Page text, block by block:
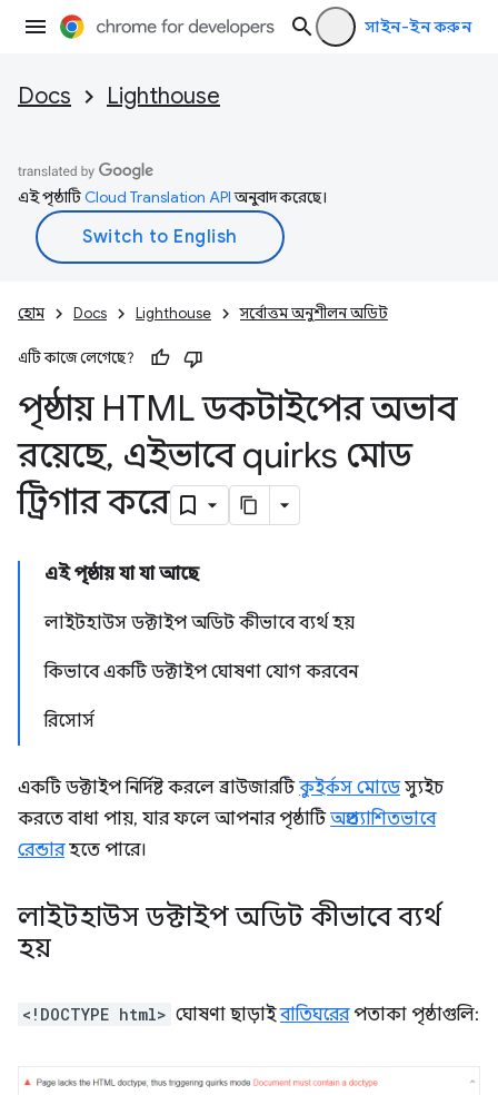
সাইন-ইন করুন
Docs Lighthouse
এই পৃষ্ঠাটিCloud Translation APIঅনুবাদ করেছে।
হোম Docs Lighthouse সর্বোত্তম অনুশীলন অডিট
এটি কাজে লেগেছে?
পৃষ্ঠায় HTML ডকটাইপের অভাব
রয়েছে, এইভাবে quirks মোড
ট্রিগার করে
এই পৃষ্ঠায় যা যা আছে
লাইটহাউস ডক্টাইপ অডিট কীভাবে ব্যর্থ হয়
কিভাবে একটি ডক্টাইপ ঘোষণা যোগ করবেন
রিসোর্স
একটি ডক্টাইপ নির্দিষ্ট করলে ব্রাউজারটিকুইর্কস মোডেস্যুইচ
করতে বাধা পায়, যার ফলে আপনার পৃষ্ঠাটিঅপ্রত্যাশিতভাবে
রেন্ডারহতে পারে।
লাইটহাউস ডক্টাইপ অডিট কীভাবে ব্যর্থ
হয়
<!DOCTYPE html> ঘোষণা ছাড়াইবাতিঘরেরপতাকা পৃষ্ঠাগুলি: